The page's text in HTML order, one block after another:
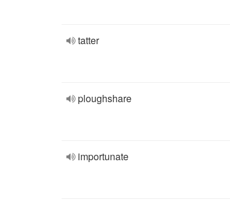
tatter
ploughshare
importunate